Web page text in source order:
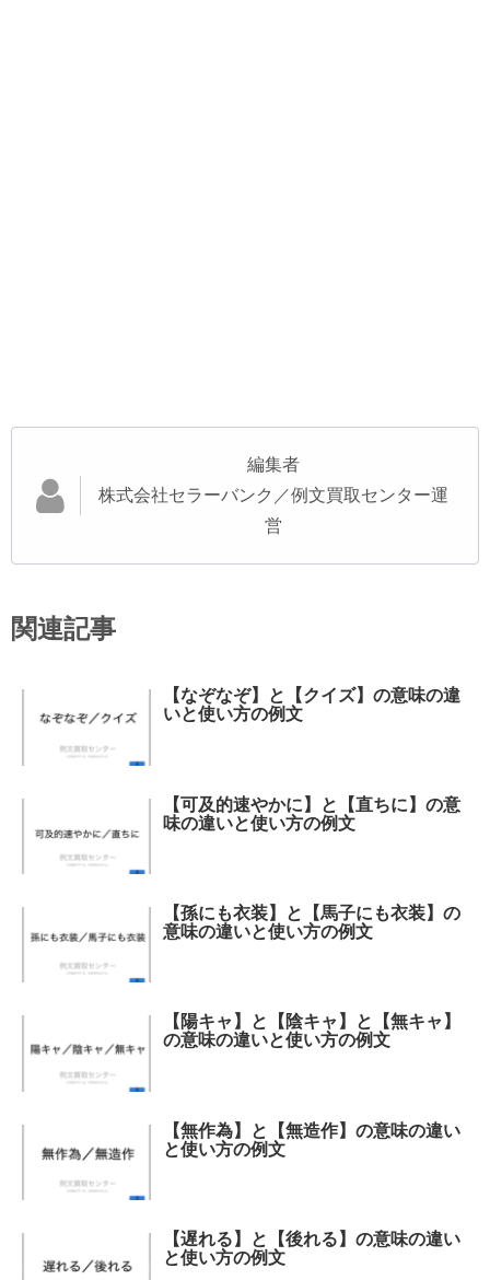
編集者
株式会社セラーバンク／例文買取センター運
営
関連記事
【なぞなぞ】と【クイズ】の意味の違
いと使い方の例文
【可及的速やかに】と【直ちに】の意
味の違いと使い方の例文
【孫にも衣装】と【馬子にも衣装】の
意味の違いと使い方の例文
【陽キャ】と【陰キャ】と【無キャ】
の意味の違いと使い方の例文
【無作為】と【無造作】の意味の違い
と使い方の例文
【遅れる】と【後れる】の意味の違い
と使い方の例文